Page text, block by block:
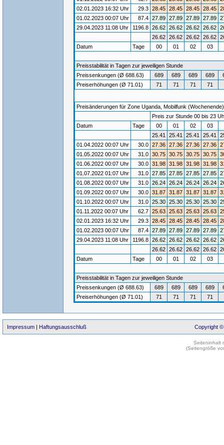
02.01.2023 16:32 Uhr
29.3 28.45 28.45 28.45 28.45
01.02.2023 00:07 Uhr
87.4 27.89 27.89 27.89 27.89
29.04.2023 11:08 Uhr
1196.8 26.62 26.62 26.62 26.62
26.62 26.62 26.62 26.62
Datum
Tage 00 01 02 03
Preisstabilität in Tagen zur jeweiligen Stunde
Preissenkungen (Ø 688.63)
689 689 689 689
Preiserhöhungen (Ø 71.01)
71 71 71 71
Preisänderungen für Zone Uganda, Mobilfunk
Preis zur Stunde 00 bis 23
Datum
Tage 00 01 02 03
25.41
25.41 25.41 25.41
01.04.2022 00:07 Uhr
30.0 27.36 27.36 27.36 27.36
01.05.2022 00:07 Uhr
31.0 30.75 30.75 30.75 30.75
01.06.2022 00:07 Uhr
30.0 31.98 31.98 31.98 31.98
01.07.2022 01:07 Uhr
31.0 27.85 27.85 27.85 27.85
01.08.2022 00:07 Uhr
31.0 26.24 26.24 26.24 26.24
01.09.2022 00:07 Uhr
30.0 31.87 31.87 31.87 31.87
01.10.2022 00:07 Uhr
31.0 25.30 25.30 25.30 25.30
01.11.2022 00:07 Uhr
62.7 25.63 25.63 25.63 25.63
02.01.2023 16:32 Uhr
29.3 28.45 28.45 28.45 28.45
01.02.2023 00:07 Uhr
87.4 27.89 27.89 27.89 27.89
29.04.2023 11:08 Uhr
1196.8 26.62 26.62 26.62 26.62
26.62 26.62 26.62 26.62
Datum
Tage 00 01 02 03
Preisstabilität in Tagen zur jeweiligen Stunde
Preissenkungen (Ø 688.63)
689 689 689 689
Preiserhöhungen (Ø 71.01)
71 71 71 71
Impressum | Haftungsausschluß Copyright ©
Seiteninhalt
(Seitengröße